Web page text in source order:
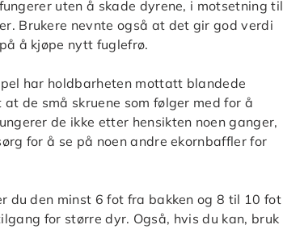
uten å skade dyrene, i motsetning til
Brukere nevnte også at det gir god verdi
å kjøpe nytt fuglefrø.
har holdbarheten mottatt blandede
de små skruene som følger med for å
de ikke etter hensikten noen ganger,
for å se på noen andre ekornbaffler for
du den minst 6 fot fra bakken og 8 til 10 fot
for større dyr. Også, hvis du kan, bruk